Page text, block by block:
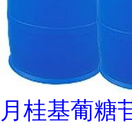
月桂基葡糖